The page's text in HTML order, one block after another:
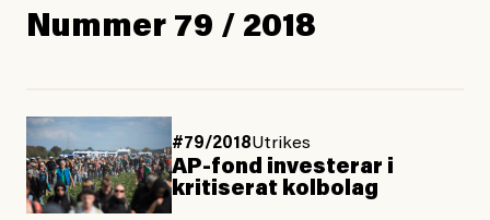
Nummer 79 / 2018
#79/2018Utrikes
AP-fond investerar i
kritiserat kolbolag